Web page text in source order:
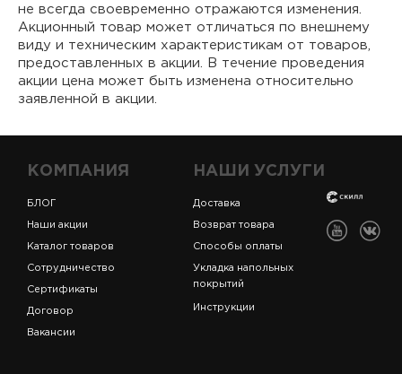
не всегда своевременно отражаются изменения.
Акционный товар может отличаться по внешнему
виду и техническим характеристикам от товаров,
предоставленных в акции. В течение проведения
акции цена может быть изменена относительно
заявленной в акции.
КОМПАНИЯ
БЛОГ
Наши акции
Каталог товаров
Сотрудничество
Сертификаты
Договор
Вакансии
НАШИ УСЛУГИ
Доставка
Возврат товара
Способы оплаты
Укладка напольных
покрытий
Инструкции